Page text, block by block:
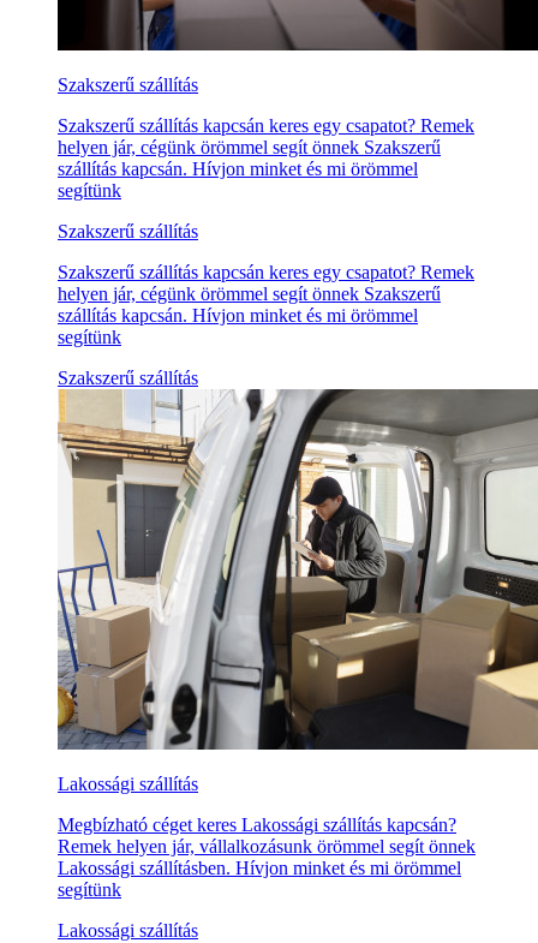
Szakszerű szállítás
Szakszerű szállítás kapcsán keres egy csapatot? Remek
helyen jár, cégünk örömmel segít önnek Szakszerű
szállítás kapcsán. Hívjon minket és mi örömmel
segítünk
Szakszerű szállítás
Szakszerű szállítás kapcsán keres egy csapatot? Remek
helyen jár, cégünk örömmel segít önnek Szakszerű
szállítás kapcsán. Hívjon minket és mi örömmel
segítünk
Szakszerű szállítás
Lakossági szállítás
Megbízható céget keres Lakossági szállítás kapcsán?
Remek helyen jár, vállalkozásunk örömmel segít önnek
Lakossági szállításben. Hívjon minket és mi örömmel
segítünk
Lakossági szállítás